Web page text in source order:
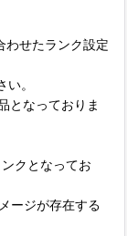
わせたランク設定
。
となっておりま
クとなってお
ージが存在する